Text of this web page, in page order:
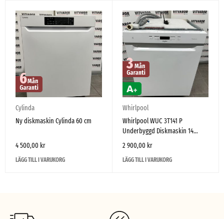
Cylinda
Ny diskmaskin Cylinda 60 cm
4 500,00 kr
LÄGG TILL I VARUKORG
Whirlpool
Whirlpool WUC 3T141 P
Underbyggd Diskmaskin 14
Kuvert PowerClean
2 900,00 kr
LÄGG TILL I VARUKORG